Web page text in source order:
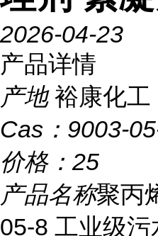
2026-04-23
产品详情
产地 裕康化工
Cas： 9003-
价格： 25
产品名称聚丙
05-8 工业级